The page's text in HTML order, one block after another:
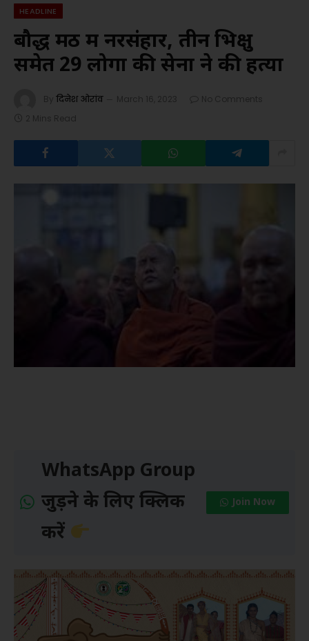
HEADLINE
बौद्ध मठ में नरसंहार, तीन भिक्षु
समेत 29 लोगों की सेना ने की हत्या
By दिनेश ओरांव March 16, 2023
No Comments
2 Mins Read
WhatsApp Group
जुड़ने के लिए क्लिक
करें
Join Now